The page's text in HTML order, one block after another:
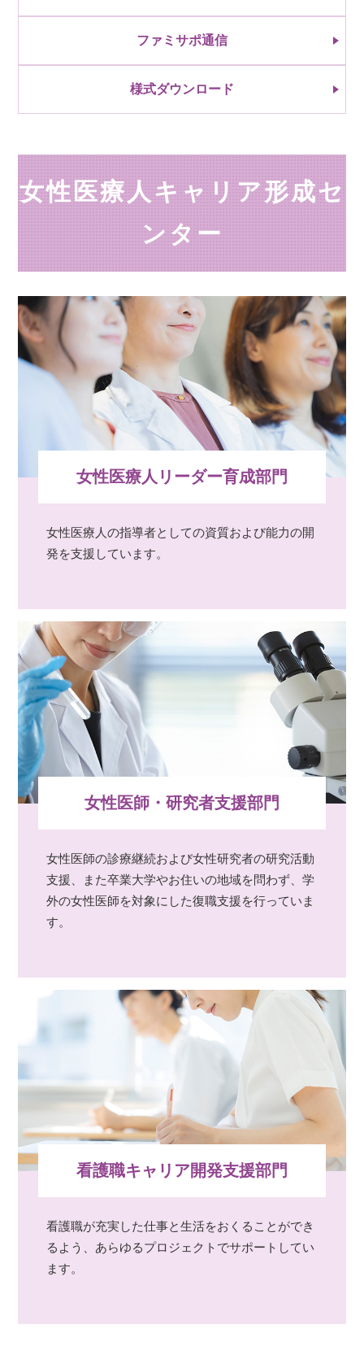
ファミサポ通信
様式ダウンロード
女性医療人キャリア形成セ
ンター
女性医療人リーダー育成部門
女性医療人の指導者としての資質および能力の開
発を支援しています。
女性医師・研究者支援部門
女性医師の診療継続および女性研究者の研究活動
支援、また卒業大学やお住いの地域を問わず、学
外の女性医師を対象にした復職支援を行っていま
す。
看護職キャリア開発支援部門
看護職が充実した仕事と生活をおくることができ
るよう、あらゆるプロジェクトでサポートしてい
ます。